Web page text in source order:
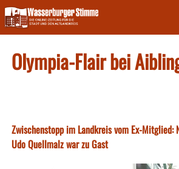
Skip
to
content
Olympia-Flair bei
Zwischenstopp im Landkreis vom Ex-Mitglied:
Udo Quellmalz war zu Gast